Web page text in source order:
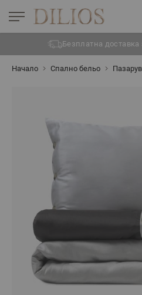
Безплатна
Начало Спално бельо